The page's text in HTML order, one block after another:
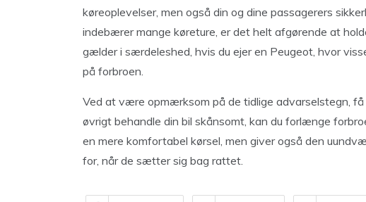
køreoplevelser, men også din og dine passagerers
indebærer mange køreture, er det helt afgørende at
gælder i særdeleshed, hvis du ejer en Peugeot, hvor
på forbroen.
Ved at være opmærksom på de tidlige advarselstegn,
øvrigt behandle din bil skånsomt, kan du forlænge
en mere komfortabel kørsel, men giver også den
for, når de sætter sig bag rattet.